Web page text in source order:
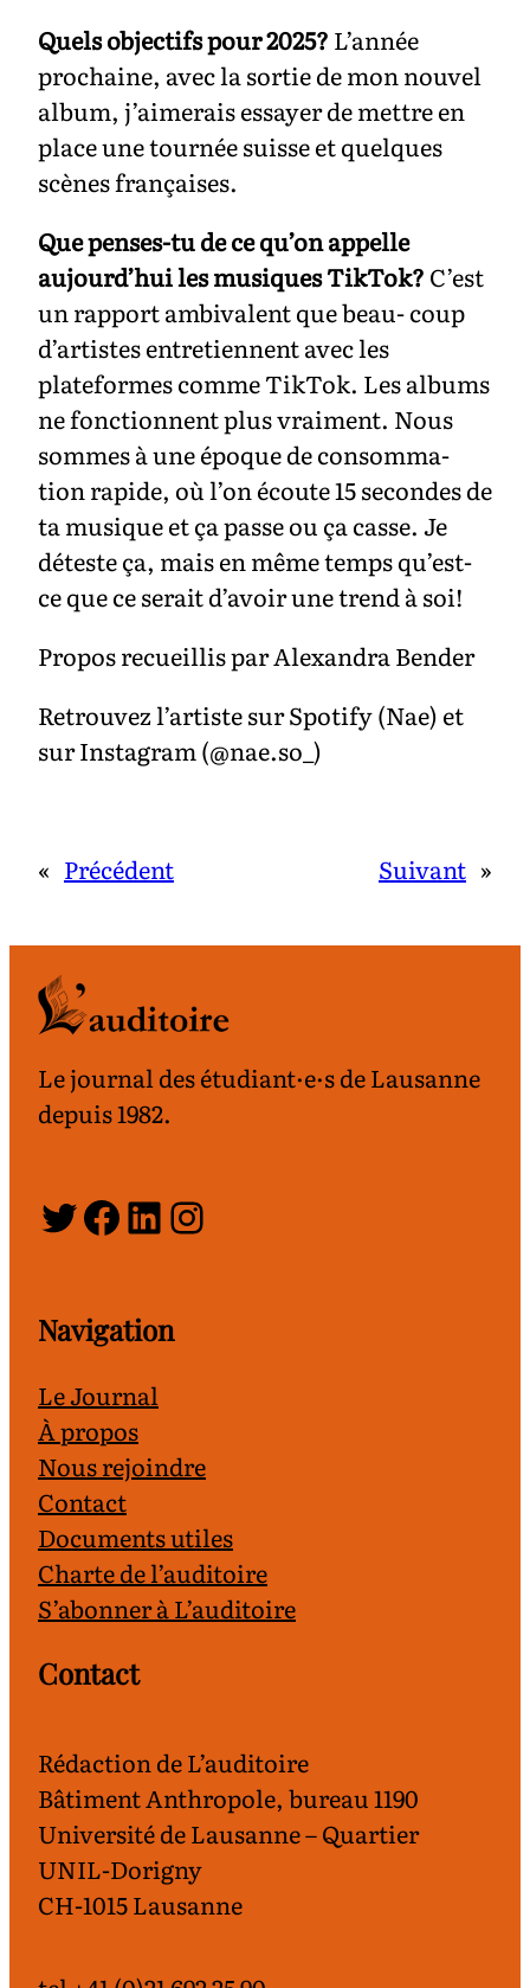
Quels objectifs pour 2025? L’année
prochaine, avec la sortie de mon nouvel
album, j’aimerais essayer de mettre en
place une tournée suisse et quelques
scènes françaises.
Que penses-tu de ce qu’on appelle
aujourd’hui les musiques TikTok? C’est
un rapport ambivalent que beau- coup
d’artistes entretiennent avec les
plateformes comme TikTok. Les albums
ne fonctionnent plus vraiment. Nous
sommes à une époque de consomma-
tion rapide, où l’on écoute 15 secondes de
ta musique et ça passe ou ça casse. Je
déteste ça, mais en même temps qu’est-
ce que ce serait d’avoir une trend à soi!
Propos recueillis par Alexandra Bender
Retrouvez l’artiste sur Spotify (Nae) et
sur Instagram (@nae.so_)
« Précédent Suivant »
Le journal des étudiant·e·s de Lausanne
depuis 1982.
Twitter
Facebook
LinkedIn
Instagram
Navigation
Le Journal
À propos
Nous rejoindre
Contact
Documents utiles
Charte de l’auditoire
S’abonner à L’auditoire
Contact
Rédaction de L’auditoire
Bâtiment Anthropole, bureau 1190
Université de Lausanne – Quartier
UNIL-Dorigny
CH-1015 Lausanne